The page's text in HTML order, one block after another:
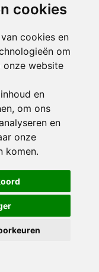
cookies
cookies en
om
website
en
om ons
en
onze
komen.